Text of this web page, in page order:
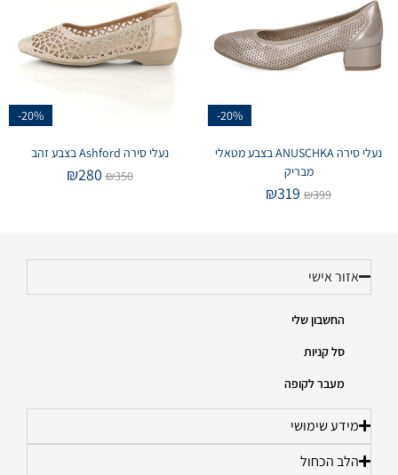
-20%
נעלי סירה ANUSCHKA בצבע מטאלי
מבריק
₪399
₪319
-20%
נעלי סירה Ashford בצבע זהב
₪350
₪280
אזור אישי
החשבון שלי
סל קניות
מעבר לקופה
מידע שימושי
הלב הכחול